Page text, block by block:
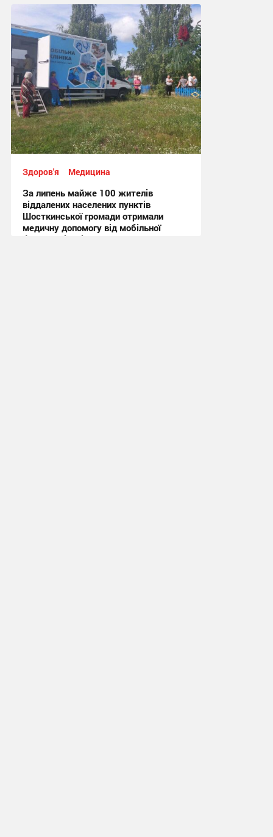
16:35, 4.08.2026
Здоров'я Медицина
За липень майже 100 жителів
віддалених населених пунктів
Шосткинської громади отримали
медичну допомогу від мобільної
бригади лікарів